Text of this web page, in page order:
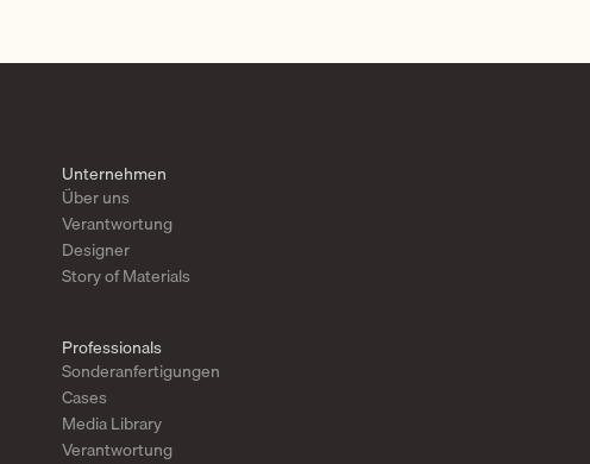
Unternehmen
Über uns
Verantwortung
Designer
Story of Materials
Professionals
Sonderanfertigungen
Cases
Media Library
Verantwortung